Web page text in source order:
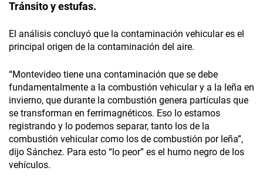
Tránsito y estufas.
El análisis concluyó que la contaminación vehicular es el
principal origen de la contaminación del aire.
“Montevideo tiene una contaminación que se debe
fundamentalmente a la combustión vehicular y a la leña en
invierno, que durante la combustión genera partículas que
se transforman en ferrimagnéticos. Eso lo estamos
registrando y lo podemos separar, tanto los de la
combustión vehicular como los de combustión por leña”,
dijo Sánchez. Para esto “lo peor” es el humo negro de los
vehículos.